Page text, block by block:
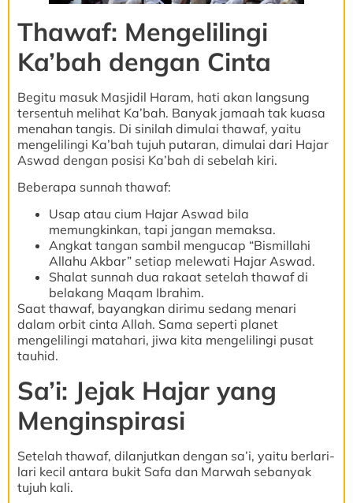
Thawaf: Mengelilingi
Ka’bah dengan Cinta
Begitu masuk Masjidil Haram, hati akan langsung
tersentuh melihat Ka’bah. Banyak jamaah tak kuasa
menahan tangis. Di sinilah dimulai thawaf, yaitu
mengelilingi Ka’bah tujuh putaran, dimulai dari Hajar
Aswad dengan posisi Ka’bah di sebelah kiri.
Beberapa sunnah thawaf:
Usap atau cium Hajar Aswad bila
memungkinkan, tapi jangan memaksa.
Angkat tangan sambil mengucap “Bismillahi
Allahu Akbar” setiap melewati Hajar Aswad.
Shalat sunnah dua rakaat setelah thawaf di
belakang Maqam Ibrahim.
Saat thawaf, bayangkan dirimu sedang menari
dalam orbit cinta Allah. Sama seperti planet
mengelilingi matahari, jiwa kita mengelilingi pusat
tauhid.
Sa’i: Jejak Hajar yang
Menginspirasi
Setelah thawaf, dilanjutkan dengan sa’i, yaitu berlari-
lari kecil antara bukit Safa dan Marwah sebanyak
tujuh kali.